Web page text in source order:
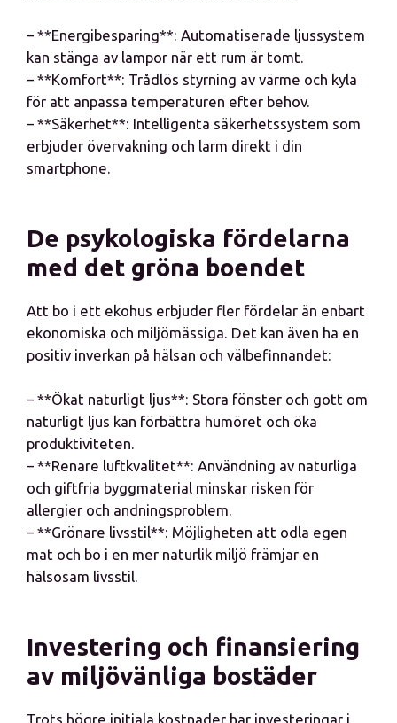
– **Energibesparing**: Automatiserade ljussystem
kan stänga av lampor när ett rum är tomt.
– **Komfort**: Trådlös styrning av värme och kyla
för att anpassa temperaturen efter behov.
– **Säkerhet**: Intelligenta säkerhetssystem som
erbjuder övervakning och larm direkt i din
smartphone.
De psykologiska fördelarna
med det gröna boendet
Att bo i ett ekohus erbjuder fler fördelar än enbart
ekonomiska och miljömässiga. Det kan även ha en
positiv inverkan på hälsan och välbefinnandet:
– **Ökat naturligt ljus**: Stora fönster och gott om
naturligt ljus kan förbättra humöret och öka
produktiviteten.
– **Renare luftkvalitet**: Användning av naturliga
och giftfria byggmaterial minskar risken för
allergier och andningsproblem.
– **Grönare livsstil**: Möjligheten att odla egen
mat och bo i en mer naturlik miljö främjar en
hälsosam livsstil.
Investering och finansiering
av miljövänliga bostäder
Trots högre initiala kostnader har investeringar i